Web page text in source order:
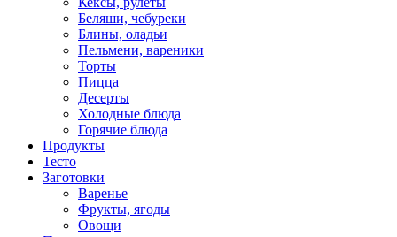
Беляши, чебуреки
Блины, оладьи
Пельмени, вареники
Торты
Пицца
Десерты
Холодные блюда
Горячие блюда
Продукты
Тесто
Заготовки
Варенье
Фрукты, ягоды
Овощи